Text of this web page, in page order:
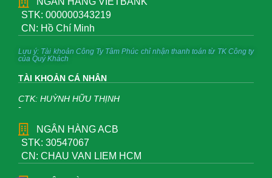
STK: 000000343219
CN: Hồ Chí Minh
Lưu ý: Tài khoản Công Ty Tâm Phúc chỉ nhận thanh toán từ TK Công ty
của Quý Khách
TÀI KHOẢN CÁ NHÂN
CTK: HUỲNH HỮU THỊNH
-
NGÂN HÀNG ACB
STK: 30547067
CN: CHAU VAN LIEM HCM